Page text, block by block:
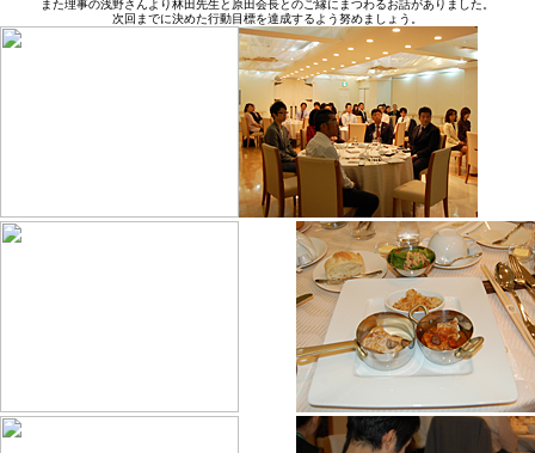
また理事の浅野さんより林田先生と原田会長とのご縁にまつわるお話がありました。
次回までに決めた行動目標を達成するよう努めましょう。